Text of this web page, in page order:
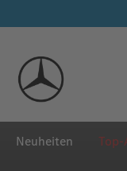
Neuheiten